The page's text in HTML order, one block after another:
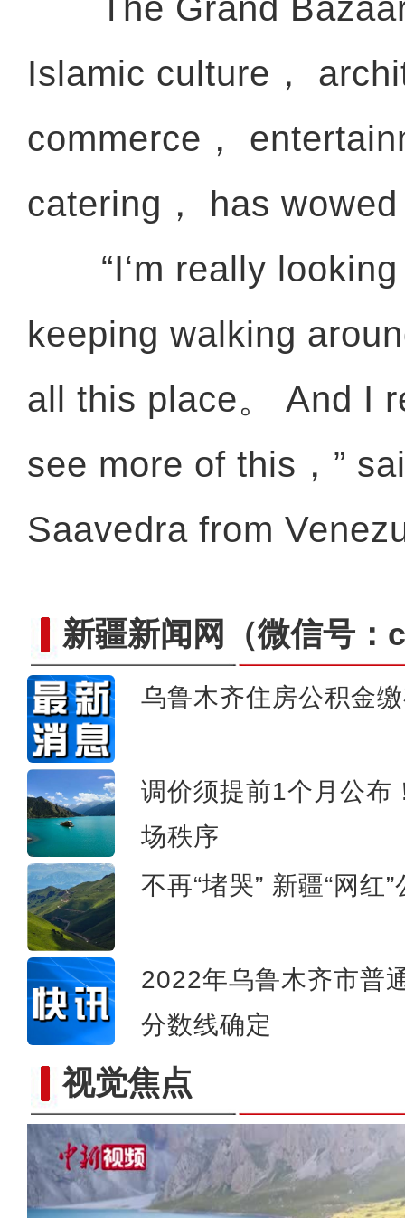
The Grand Bazaar
Islamic culture，
commerce，
catering， has
“I‘m really looking
keeping walking
all this place。 And I
see more of this，”
Saavedra from
新疆新闻网 （微信号
乌鲁木齐住房公积金
调价须提前1个月公布
场秩序
不再“堵哭” 新疆“网红
2022年乌鲁木齐市普
分数线确定
视觉焦点
实拍新疆“天马浴河” 感
新疆和田：沙漠里的千亩